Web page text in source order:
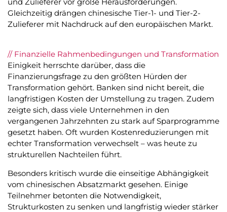
Gleichzeitig drängen chinesische Tier-1- und Tier-2-
Zulieferer mit Nachdruck auf den europäischen Markt.
// Finanzielle Rahmenbedingungen und Transformation
Einigkeit herrschte darüber, dass die
Finanzierungsfrage zu den größten Hürden der
Transformation gehört. Banken sind nicht bereit, die
langfristigen Kosten der Umstellung zu tragen. Zudem
zeigte sich, dass viele Unternehmen in den
vergangenen Jahrzehnten zu stark auf Sparprogramme
gesetzt haben. Oft wurden Kostenreduzierungen mit
echter Transformation verwechselt – was heute zu
strukturellen Nachteilen führt.
Besonders kritisch wurde die einseitige Abhängigkeit
vom chinesischen Absatzmarkt gesehen. Einige
Teilnehmer betonten die Notwendigkeit,
Strukturkosten zu senken und langfristig wieder stärker